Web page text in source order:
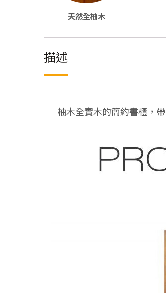
天然全柚木
描述
柚木全實木的簡約書櫃，